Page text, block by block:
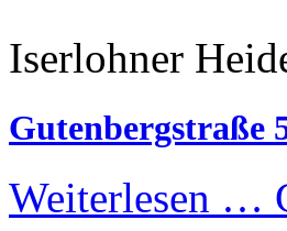
Iserlohner
Gutenbergstraße
Weiterlesen …